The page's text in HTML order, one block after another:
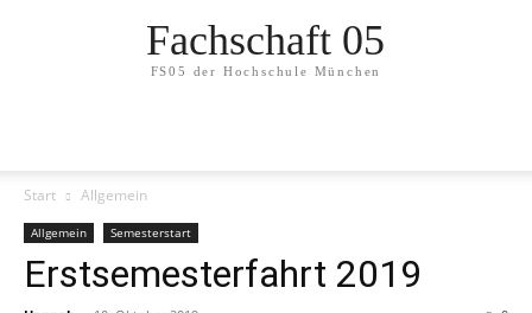
Fachschaft 05
FS05 der Hochschule München
Start Allgemein
Allgemein Semesterstart
Erstsemesterfahrt 2019